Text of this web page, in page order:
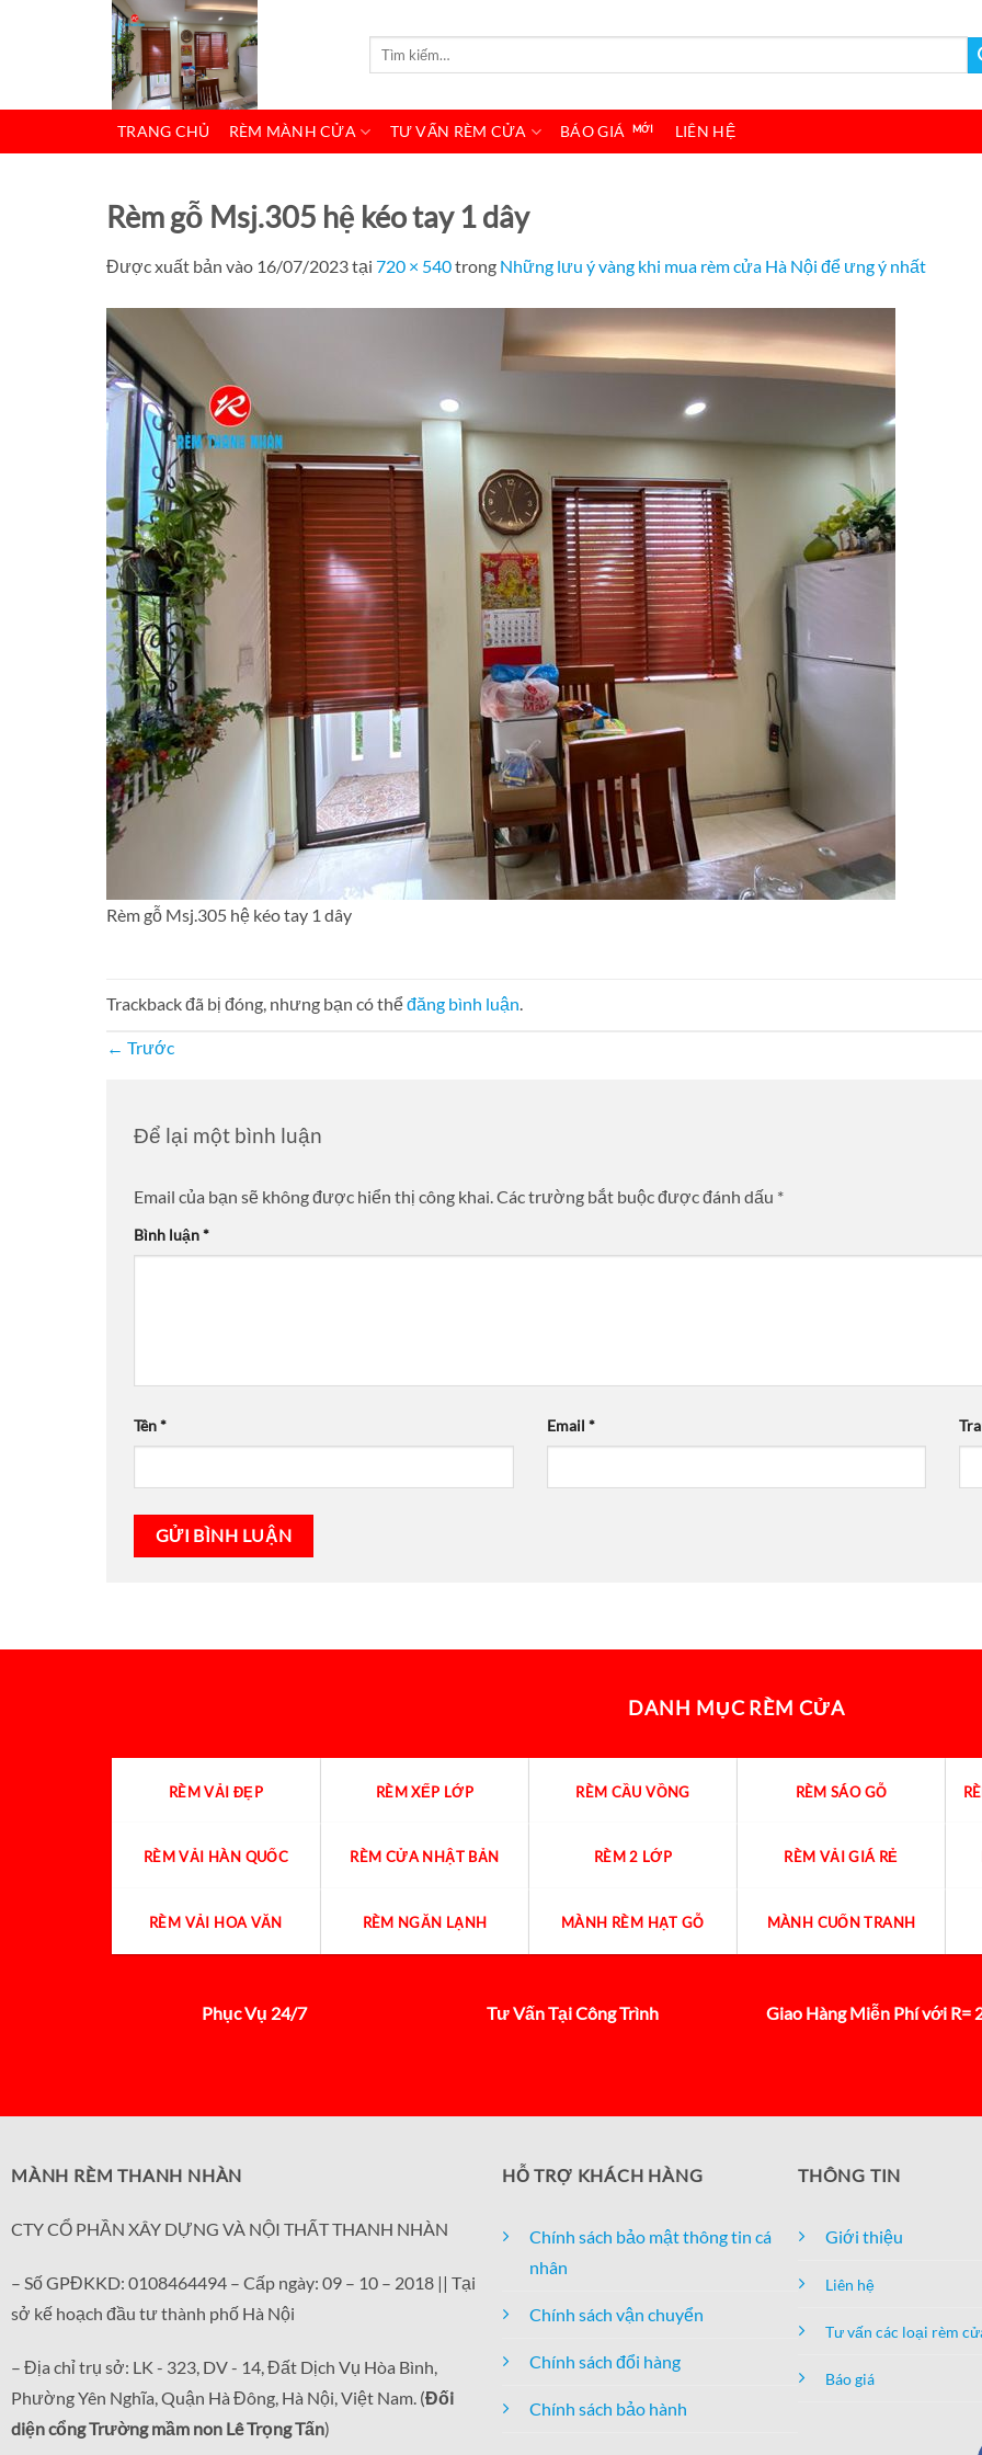
dung
Tìm
kiếm:
TRANG CHỦ RÈM MÀNH CỬA TƯ VẤN RÈM CỬA BÁO GIÁ LIÊN HỆ
Rèm gỗ Msj.305 hệ kéo tay 1 dây
Được xuất bản vào 16/07/2023tại 720 × 540trong Những lưu ý vàng khi mua rèm cửa Hà Nội để ưng ý nhất
Rèm gỗ Msj.305 hệ kéo tay 1 dây
Trackback đã bị đóng, nhưng bạn có thểđăng bình luận.
← Trước
Để lại một bình luận
Email của bạn sẽ không được hiển thị công khai.Các trường bắt buộc được đánh dấu *
Bình luận*
Tên* Email *
DANH MỤC RÈM CỬA
RÈM VẢI ĐẸP RÈM XẾP LỚP RÈM CẦU VỒNG RÈM SÁO GỖ
RÈM VẢI HÀN QUỐC RÈM CỬA NHẬT BẢN RÈM 2 LỚP RÈM VẢI GIÁ RẺ
RÈM VẢI HOA VĂN RÈM NGĂN LẠNH MÀNH RÈM HẠT GỖ MÀNH CUỐN TRANH
Phục Vụ 24/7 Tư Vấn Tại Công Trình Giao Hàng Miễn Phí với R=
MÀNH RÈM THANH NHÀN
CTY CỔ PHẦN XÂY DỰNG VÀ NỘI THẤT THANH NHÀN
– Số GPĐKKD: 0108464494 – Cấp ngày: 09 – 10 – 2018 || Tại
sở kế hoạch đầu tư thành phố Hà Nội
– Địa chỉ trụ sở: LK - 323, DV - 14, Đất Dịch Vụ Hòa Bình,
Phường Yên Nghĩa, Quận Hà Đông, Hà Nội, Việt Nam. (Đối
diện cổng Trường mầm non Lê Trọng Tấn)
HỖ TRỢ KHÁCH HÀNG
Chính sách bảo mật thông tin cá
nhân
Chính sách vận chuyển
Chính sách đổi hàng
Chính sách bảo hành
THÔNG TIN
Giới thiệu
Liên hệ
Tư vấn các loại rèm
Báo giá